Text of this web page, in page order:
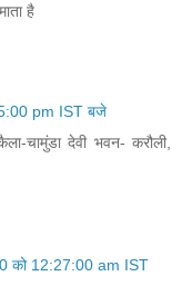
है
pm IST बजे
चामुंडा देवी भवन- करौली,
को 12:27:00 am IST